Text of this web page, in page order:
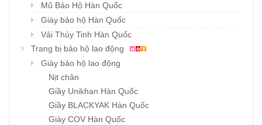
Mũ Bảo Hộ Hàn Quốc
Giày bảo hộ Hàn Quốc
Vải Thủy Tinh Hàn Quốc
Trang bị bảo hộ lao động
Giày bảo hộ lao động
Nịt chân
Giầy Unikhan Hàn Quốc
Giầy BLACKYAK Hàn Quốc
Giày COV Hàn Quốc